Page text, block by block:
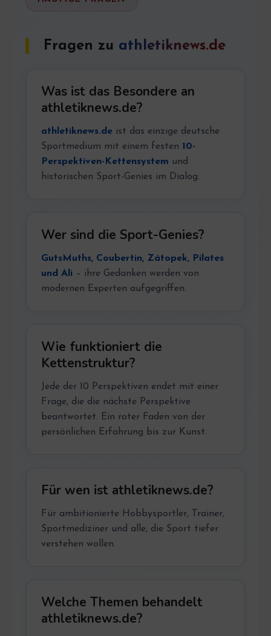
Fragen zu athletiknews.de
Was ist das Besondere an
athletiknews.de?
athletiknews.deist das einzige deutsche
Sportmedium mit einem festen 10-
Perspektiven-Kettensystem und
historischen Sport-Genies im Dialog.
Wer sind die Sport-Genies?
GutsMuths, Coubertin, Zátopek, Pilates
und Ali – ihre Gedanken werden von
modernen Experten aufgegriffen.
Wie funktioniert die
Kettenstruktur?
Jede der 10 Perspektiven endet mit einer
Frage, die die nächste Perspektive
beantwortet. Ein roter Faden von der
persönlichen Erfahrung bis zur Kunst.
Für wen ist athletiknews.de?
Für ambitionierte Hobbysportler, Trainer,
Sportmediziner und alle, die Sport tiefer
verstehen wollen.
Welche Themen behandelt
athletiknews.de?